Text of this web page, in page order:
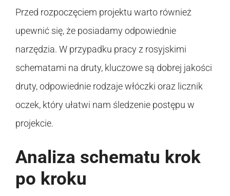
Przed rozpoczęciem projektu warto również
upewnić się, że posiadamy odpowiednie
narzędzia. W przypadku pracy z rosyjskimi
schematami na druty, kluczowe są dobrej jakości
druty, odpowiednie rodzaje włóczki oraz licznik
oczek, który ułatwi nam śledzenie postępu w
projekcie.
Analiza schematu krok
po kroku